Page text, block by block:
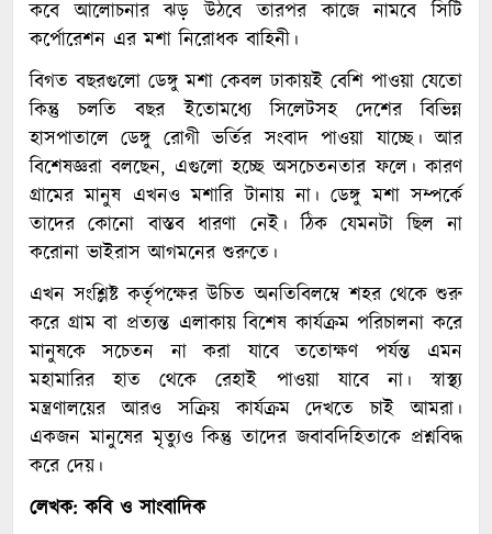
কবে আলোচনার ঝড় উঠবে তারপর কাজে নামবে সিটি
কর্পোরেশন এর মশা নিরোধক বাহিনী।
বিগত বছরগুলো ডেঙ্গু মশা কেবল ঢাকায়ই বেশি পাওয়া যেতো
কিন্তু চলতি বছর ইতোমধ্যে সিলেটসহ দেশের বিভিন্ন
হাসপাতালে ডেঙ্গু রোগী ভর্তির সংবাদ পাওয়া যাচ্ছে। আর
বিশেষজ্ঞরা বলছেন, এগুলো হচ্ছে অসচেতনতার ফলে। কারণ
গ্রামের মানুষ এখনও মশারি টানায় না। ডেঙ্গু মশা সম্পর্কে
তাদের কোনো বাস্তব ধারণা নেই। ঠিক যেমনটা ছিল না
করোনা ভাইরাস আগমনের শুরুতে।
এখন সংশ্লিষ্ট কর্তৃপক্ষের উচিত অনতিবিলম্বে শহর থেকে শুরু
করে গ্রাম বা প্রত্যন্ত এলাকায় বিশেষ কার্যক্রম পরিচালনা করে
মানুষকে সচেতন না করা যাবে ততোক্ষণ পর্যন্ত এমন
মহামারির হাত থেকে রেহাই পাওয়া যাবে না। স্বাস্থ্য
মন্ত্রণালয়ের আরও সক্রিয় কার্যক্রম দেখতে চাই আমরা।
একজন মানুষের মৃত্যুও কিন্তু তাদের জবাবদিহিতাকে প্রশ্নবিদ্ধ
করে দেয়।
লেখক: কবি ও সাংবাদিক